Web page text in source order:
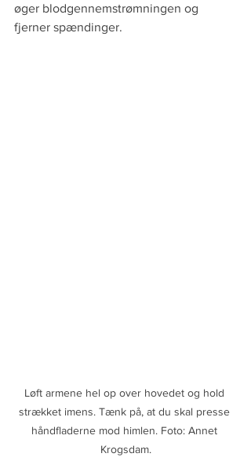
øger blodgennemstrømningen og
fjerner spændinger.
Løft armene hel op over hovedet og hold
strækket imens. Tænk på, at du skal presse
håndfladerne mod himlen. Foto: Annet
Krogsdam.